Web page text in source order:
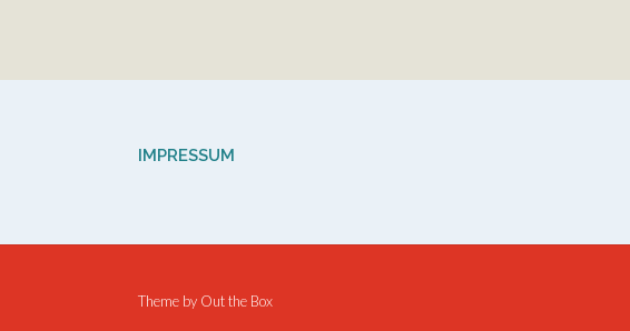
IMPRESSUM
Theme by Out the Box